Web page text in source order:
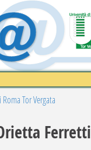
Tor Vergata
Ferretti